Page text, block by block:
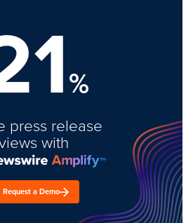
%
press release
with
Request a Demo